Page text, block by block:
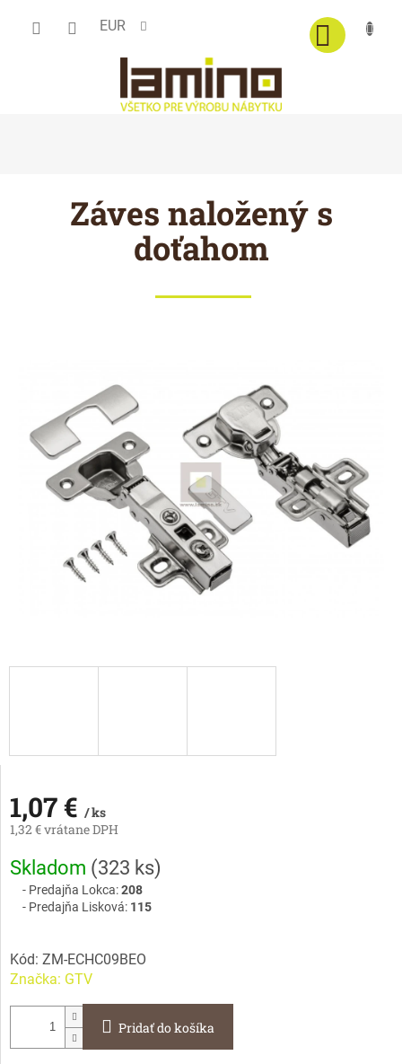
EUR
Záves naložený s
doťahom
1,07 € / ks
1,32 € vrátane DPH
Jednotková
cena:
Skladom (323 ks)
Predajňa Lokca:208
Predajňa Lisková: 115
Kód: ZM-ECHC09BEO
Značka: GTV
Pridať do košíka